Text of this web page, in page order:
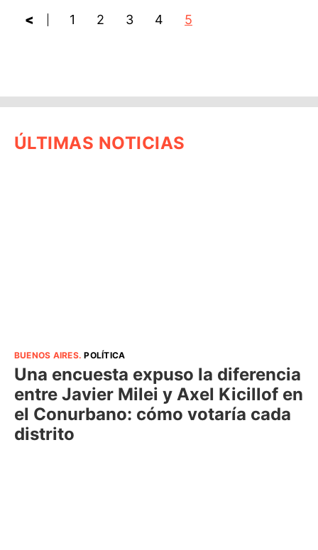
< 1 2 3 4 5
ÚLTIMAS NOTICIAS
BUENOS AIRES.POLÍTICA
Una encuesta expuso la diferencia
entre Javier Milei y Axel Kicillof en
el Conurbano: cómo votaría cada
distrito